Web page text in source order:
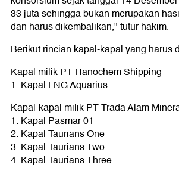
33 juta sehingga bukan merupakan
dan harus dikembalikan," tutur hakim.
Berikut rincian kapal-kapal yang harus
Kapal milik PT Hanochem Shipping
1. Kapal LNG Aquarius
Kapal-kapal milik PT Trada Alam
1. Kapal Pasmar 01
2. Kapal Taurians One
3. Kapal Taurians Two
4. Kapal Taurians Three